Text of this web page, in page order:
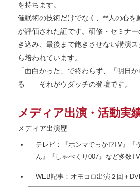
を持ちます。
催眠術の技術だけでなく、**人の心を
が評価された証です。研修・セミナー
き込み、最後まで飽きさせない講演
ら培われています。
「面白かった」で終わらず、「明日
る——それがウダッチの登壇です。
メディア出演・活動実
メディア出演歴
テレビ：『ホンマでっか!?TV』『
ん』『しゃべくり007』など多数
WEB記事：オモコロ出演２回＋